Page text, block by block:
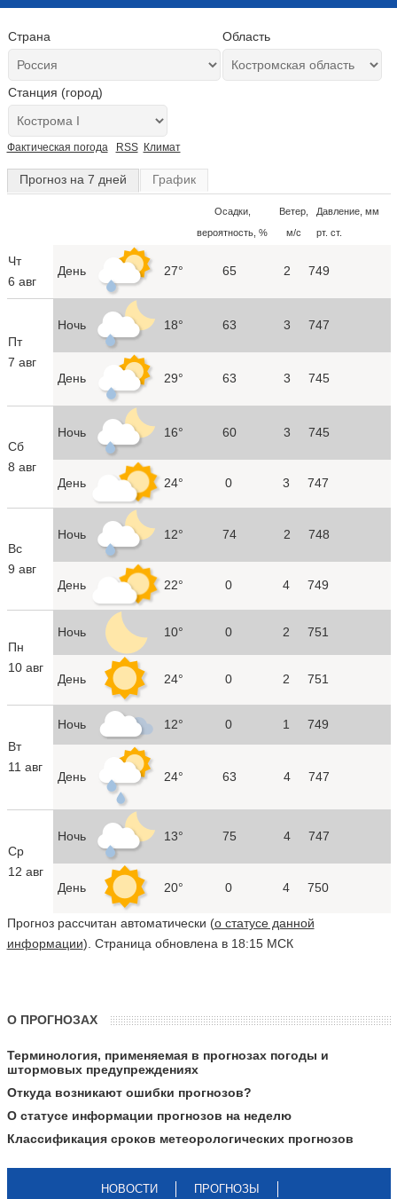
Страна Область
Станция (город)
Фактическая погода RSS Климат
Прогноз на 7 дней График
Осадки,
вероятность, %
Ветер,
м/с
Давление, мм
рт. ст.
Чт
6 авг
День 27° 65 2 749
Пт
7 авг
Ночь 18° 63 3 747
День 29° 63 3 745
Сб
8 авг
Ночь 16° 60 3 745
День 24° 0 3 747
Вс
9 авг
Ночь 12° 74 2 748
День 22° 0 4 749
Пн
10 авг
Ночь 10° 0 2 751
День 24° 0 2 751
Вт
11 авг
Ночь 12° 0 1 749
День 24° 63 4 747
Ср
12 авг
Ночь 13° 75 4 747
День 20° 0 4 750
Прогноз рассчитан автоматически (о статусе данной
информации). Страница обновлена в 18:15 МСК
О ПРОГНОЗАХ
Терминология, применяемая в прогнозах погоды и
штормовых предупреждениях
Откуда возникают ошибки прогнозов?
О статусе информации прогнозов на неделю
Классификация сроков метеорологических прогнозов
НОВОСТИ ПРОГНОЗЫ